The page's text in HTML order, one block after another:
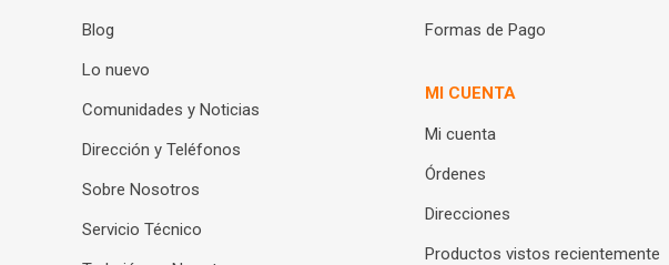
Blog
Lo nuevo
Comunidades y Noticias
Dirección y Teléfonos
Sobre Nosotros
Servicio Técnico
Formas de Pago
MI CUENTA
Mi cuenta
Órdenes
Direcciones
Productos vistos recientemente